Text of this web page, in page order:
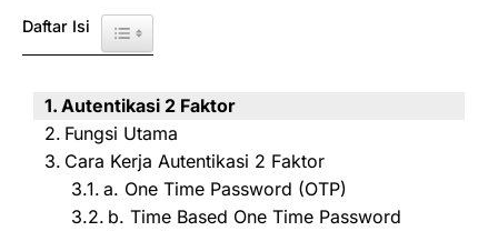
Daftar Isi Toggle Table of Content
Autentikasi 2 Faktor
Fungsi Utama
Cara Kerja Autentikasi 2 Faktor
a. One Time Password (OTP)
b. Time Based One Time Password